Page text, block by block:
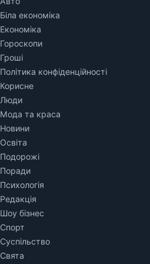
Біла економіка
Економіка
Гороскопи
Гроші
Політика конфіденційності
Корисне
Люди
Мода та краса
Новини
Освіта
Подорожі
Поради
Психологія
Редакція
Шоу бізнес
Спорт
Суспільство
Свята